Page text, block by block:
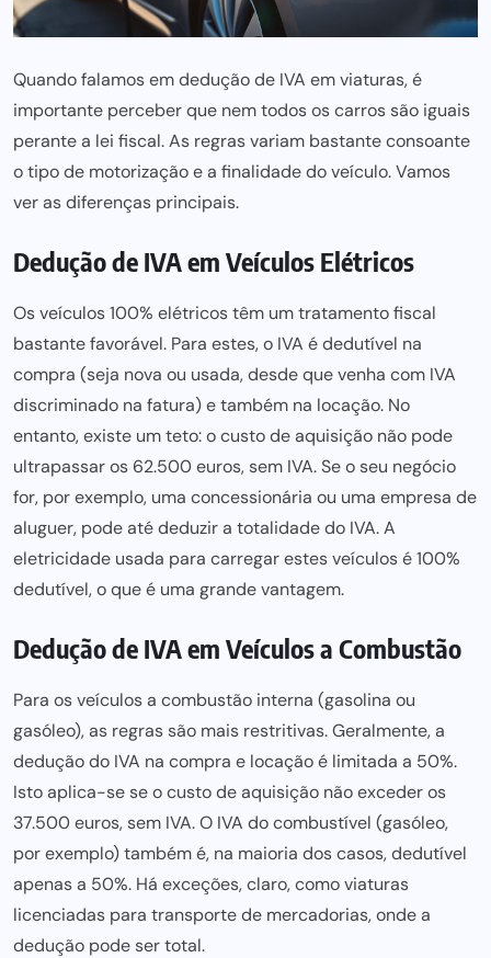
Quando falamos em dedução de IVA em viaturas, é
importante perceber que nem todos os carros são iguais
perante a lei fiscal. As regras variam bastante consoante
o tipo de motorização e a finalidade do veículo. Vamos
ver as diferenças principais.
Dedução de IVA em Veículos Elétricos
Os veículos 100% elétricos têm um tratamento fiscal
bastante favorável. Para estes, o IVA é dedutível na
compra (seja nova ou usada, desde que venha com IVA
discriminado na fatura) e também na locação. No
entanto, existe um teto: o custo de aquisição não pode
ultrapassar os 62.500 euros, sem IVA. Se o seu negócio
for, por exemplo, uma concessionária ou uma empresa de
aluguer, pode até deduzir a totalidade do IVA. A
eletricidade usada para carregar estes veículos é 100%
dedutível, o que é uma grande vantagem.
Dedução de IVA em Veículos a Combustão
Para os veículos a combustão interna (gasolina ou
gasóleo), as regras são mais restritivas. Geralmente, a
dedução do IVA na compra e locação é limitada a 50%.
Isto aplica-se se o custo de aquisição não exceder os
37.500 euros, sem IVA. O IVA do combustível (gasóleo,
por exemplo) também é, na maioria dos casos, dedutível
apenas a 50%. Há exceções, claro, como viaturas
licenciadas para transporte de mercadorias, onde a
dedução pode ser total.